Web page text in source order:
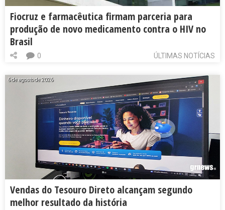
Fiocruz e farmacêutica firmam parceria para
produção de novo medicamento contra o HIV no
Brasil
ÚLTIMAS NOTÍCIAS
0
6 de agosto de 2026
Vendas do Tesouro Direto alcançam segundo
melhor resultado da história